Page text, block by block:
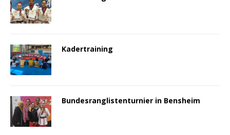
Kadertraining
Bundesranglistenturnier in Bensheim